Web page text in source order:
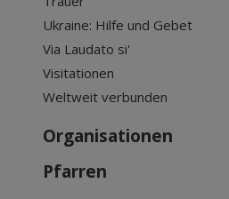
Ukraine: Hilfe und Gebet
Via Laudato si'
Visitationen
Weltweit verbunden
Organisationen
Pfarren